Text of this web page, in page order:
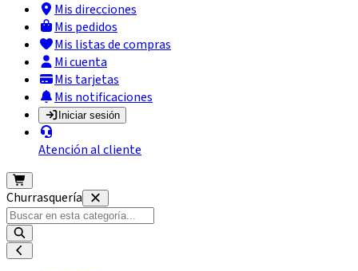
Mis direcciones
Mis pedidos
Mis listas de compras
Mi cuenta
Mis tarjetas
Mis notificaciones
Iniciar sesión
Atención al cliente
Churrasquería